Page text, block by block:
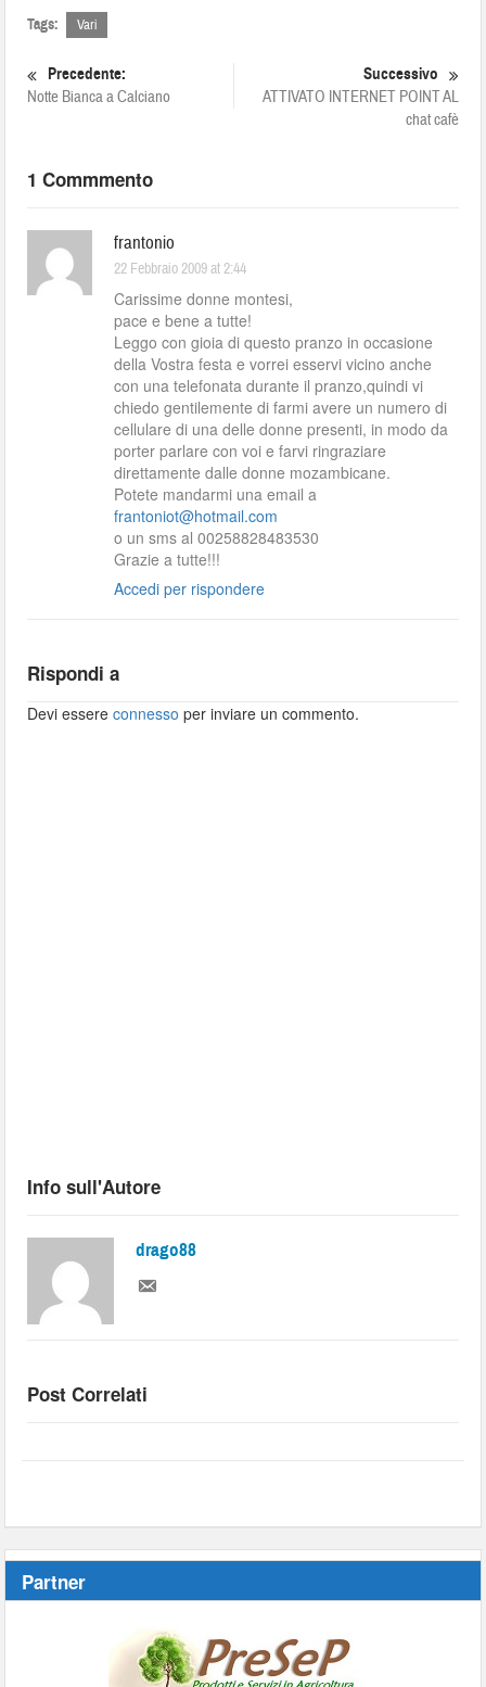
Tags: Vari
Precedente:
Notte Bianca a Calciano
Successivo
ATTIVATO INTERNET POINT AL
chat cafè
1 Commmento
frantonio
22 Febbraio 2009 at 2:44
Carissime donne montesi,
pace e bene a tutte!
Leggo con gioia di questo pranzo in occasione
della Vostra festa e vorrei esservi vicino anche
con una telefonata durante il pranzo,quindi vi
chiedo gentilemente di farmi avere un numero di
cellulare di una delle donne presenti, in modo da
porter parlare con voi e farvi ringraziare
direttamente dalle donne mozambicane.
Potete mandarmi una email a
frantoniot@hotmail.com
o un sms al 00258828483530
Grazie a tutte!!!
Accedi per rispondere
Rispondi a
Devi essereconnesso per inviare un commento.
Info sull'Autore
drago88
Post Correlati
Partner